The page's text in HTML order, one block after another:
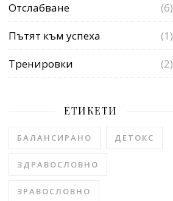
Отслабване
(6)
Пътят към успеха
(1)
Тренировки
(2)
ЕТИКЕТИ
БАЛАНСИРАНО ДЕТОКС
ЗДРАВОСЛОВНО
ЗРАВОСЛОВНО